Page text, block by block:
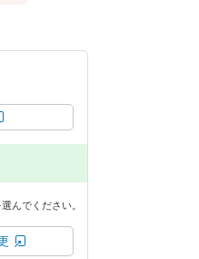
んでください。